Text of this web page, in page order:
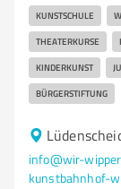
KUNSTSCHULE
THEATERKURSE
KINDERKUNST
BÜRGERSTIFTUNG
info@wir-
kunstbahnhof-